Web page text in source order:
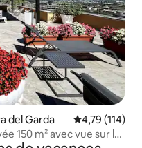
del Garda Évaluation
4,79 (114)
150 m² avec vue sur le